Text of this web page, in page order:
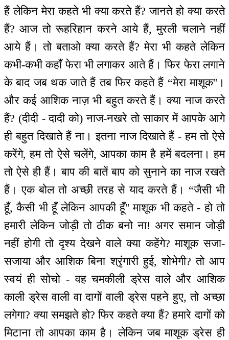
हैं लेकिन मेरा कहते भी क्या करते हैं? जानते हो क्या करते
हैं? आज तो रूहरिहान करने आये हैं, मुरली चलाने नहीं
आये हैं। तो बताओ क्या करते हैं? मेरा भी कहते लेकिन
कभी-कभी कहाँ फेरा भी लगाकर आते हैं। फिर फेरा लगाने
के बाद जब थक जाते हैं तब फिर कहते हैं “मेरा माशूक''।
और कई आशिक नाज़ भी बहुत करते हैं। क्या नाज करते
हैं? (दीदी - दादी को) नाज-नखरे तो साकार में आपके आगे
ही बहुत दिखाते हैं ना। इतना नाज दिखाते हैं - हम तो ऐसे
करेंगे, हम तो ऐसे चलेंगे, आपका काम है हमें बदलना। हम
तो ऐसे ही हैं। बाप की बातें बाप को सुनाने का नाज रखते
हैं। एक बोल तो अच्छी तरह से याद करते हैं। “जैसी भी
हूँ, कैसी भी हूँ लेकिन आपकी हूँ'' माशूक भी कहते - हो तो
हमारी लेकिन जोड़ी तो ठीक बनो ना! अगर समान जोड़ी
नहीं होगी तो दृश्य देखने वाले क्या कहेंगे? माशूक सजा-
सजाया और आशिक बिना श्रृंगारी हुई, शोभेगी? तो आप
स्वयं ही सोचो - वह चमकीली ड्रेस वाले और आशिक
काली ड्रेस वाली वा दागों वाली ड्रेस पहने हुए, तो अच्छा
लगेगा? क्या समझते हो? फिर कहते क्या हैं? हमारे दागों को
मिटाना तो आपका काम है। लेकिन जब माशूक ड्रेस ही